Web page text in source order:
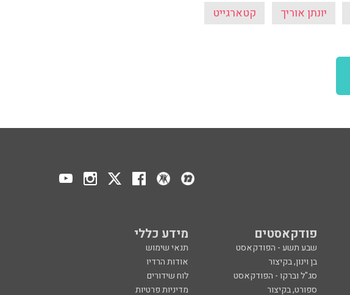
יונתן אוריך קטארגייט
פודקאסטים מידע כללי
שבע תשע - הפודקאסט
תנאי שימוש
בן וינון, בקיצור
אודות הרדיו
סג"ל וברקו - הפודקאסט
לוח שידורים
ספורט, בקיצור מדיניות פרטיות